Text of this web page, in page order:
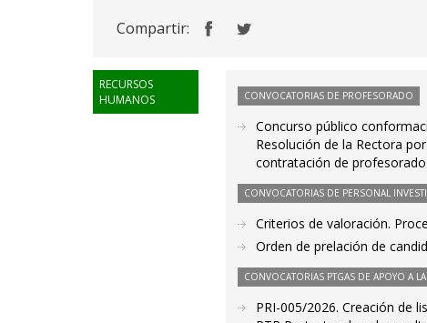
Compartir:
RECURSOS
HUMANOS
CONVOCATORIAS DE PROFESORADO
Concurso público
Resolución de la Rectora
contratación de profesorado
CONVOCATORIAS DE PERSONAL
Criterios de valoración.
Orden de prelación de
CONVOCATORIAS PTGAS DE APOYO A
PRI-005/2026. Creación de